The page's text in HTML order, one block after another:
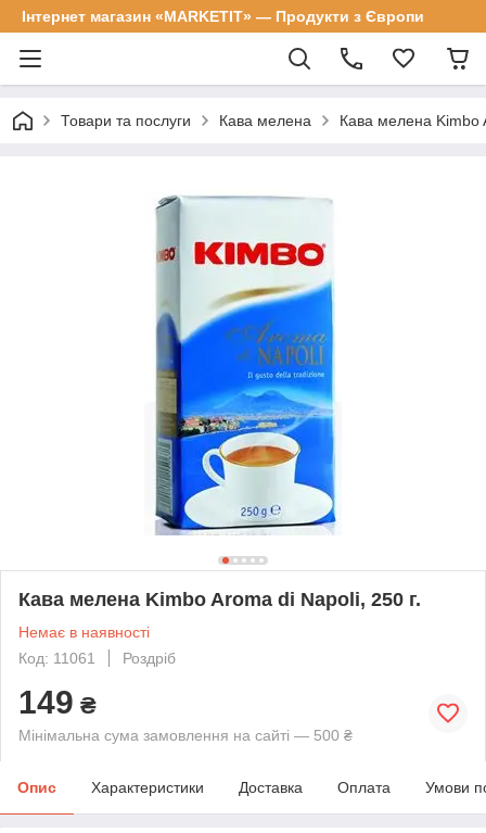
Інтернет магазин «MARKETIT» — Продукти з Європи
Товари та послуги Кава мелена Кава мелена Kimbo
Кава мелена Kimbo Aroma di Napoli, 250 г.
Немає в наявності
Код: 11061
Роздріб
149 ₴
Мінімальна сума замовлення на сайті — 500 ₴
Опис Характеристики Доставка Оплата Умови